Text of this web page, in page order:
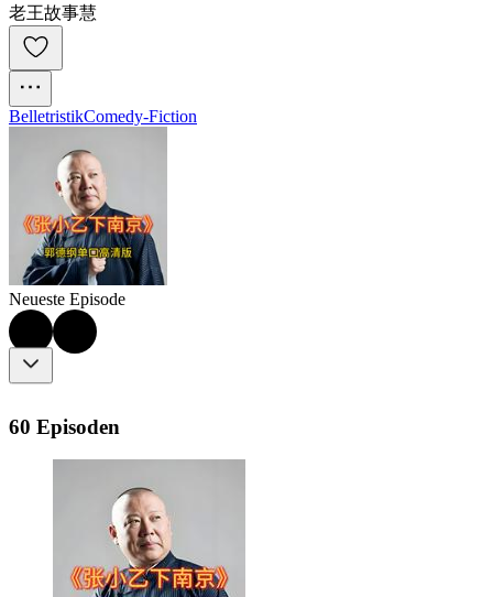
老王故事慧
BelletristikComedy-Fiction
Neueste Episode
60 Episoden